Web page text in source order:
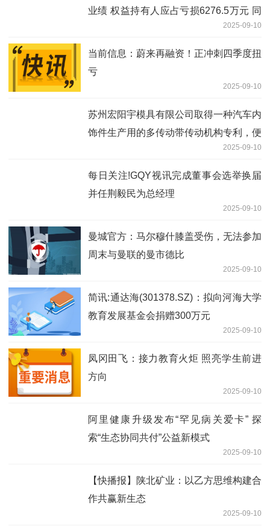
业绩 权益持有人应占亏损6276.5万元 同
2025-09-10
当前信息：蔚来再融资！正冲刺四季度扭
亏
2025-09-10
苏州宏阳宇模具有限公司取得一种汽车内
饰件生产用的多传动带传动机构专利，便
2025-09-10
每日关注!GQY视讯完成董事会选举换届
并任荆毅民为总经理
2025-09-10
曼城官方：马尔穆什膝盖受伤，无法参加
周末与曼联的曼市德比
2025-09-10
简讯:通达海(301378.SZ)：拟向河海大学
教育发展基金会捐赠300万元
2025-09-10
凤冈田飞：接力教育火炬 照亮学生前进
方向
2025-09-10
阿里健康升级发布“罕见病关爱卡” 探
索“生态协同共付”公益新模式
2025-09-10
【快播报】陕北矿业：以乙方思维构建合
作共赢新生态
2025-09-10